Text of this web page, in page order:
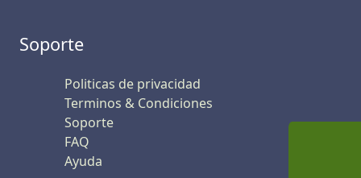
Soporte
Politicas de privacidad
Terminos & Condiciones
Soporte
FAQ
Ayuda